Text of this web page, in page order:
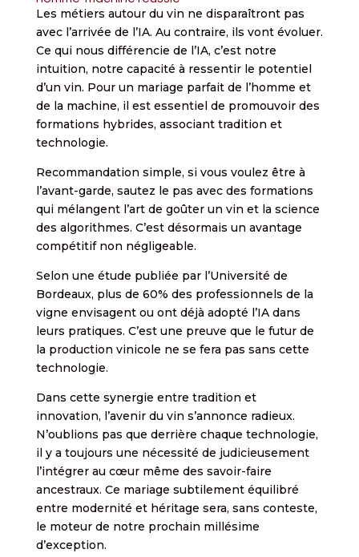
Les métiers autour du vin ne disparaîtront pas
avec l’arrivée de l’IA. Au contraire, ils vont évoluer.
Ce qui nous différencie de l’IA, c’est notre
intuition, notre capacité à ressentir le potentiel
d’un vin. Pour un mariage parfait de l’homme et
de la machine, il est essentiel de promouvoir des
formations hybrides, associant tradition et
technologie.
Recommandation simple, si vous voulez être à
l’avant-garde, sautez le pas avec des formations
qui mélangent l’art de goûter un vin et la science
des algorithmes. C’est désormais un avantage
compétitif non négligeable.
Selon une étude publiée par l’Université de
Bordeaux, plus de 60% des professionnels de la
vigne envisagent ou ont déjà adopté l’IA dans
leurs pratiques. C’est une preuve que le futur de
la production vinicole ne se fera pas sans cette
technologie.
Dans cette synergie entre tradition et
innovation, l’avenir du vin s’annonce radieux.
N’oublions pas que derrière chaque technologie,
il y a toujours une nécessité de judicieusement
l’intégrer au cœur même des savoir-faire
ancestraux. Ce mariage subtilement équilibré
entre modernité et héritage sera, sans conteste,
le moteur de notre prochain millésime
d’exception.